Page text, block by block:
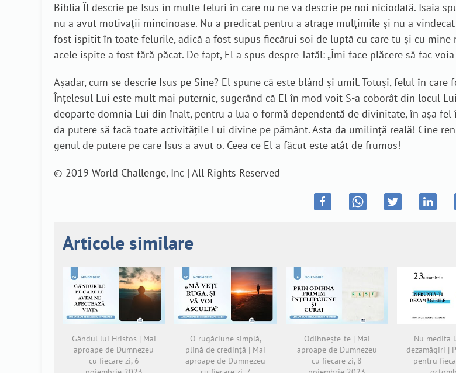
Biblia Îl descrie pe Isus în multe feluri în care nu ne va descrie pe noi niciodată. Isaia
nu a avut motivații mincinoase. Nu a predicat pentru a atrage mulțimile și nu a
fost ispitit în toate felurile, adică a fost supus fiecărui soi de luptă cu care tu și cu
acele ispite a fost fără păcat. De fapt, El a spus despre Tatăl: „Îmi face plăcere să fac voia
Așadar, cum se descrie Isus pe Sine? El spune că este blând și umil. Totuși, felul în care
Înțelesul Lui este mult mai puternic, sugerând că El în mod voit S-a coborât din locul
deoparte domnia Lui din înalt, pentru a lua o formă dependentă de divinitate, în așa
da putere să facă toate activitățile Lui divine pe pământ. Asta da umilință reală! Cine
genul de putere pe care Isus a avut-o. Ceea ce El a făcut este atât de frumos!
© 2019 World Challenge, Inc | All Rights Reserved
Articole similare
Gândul lui Hristos | Mai
aproape de Dumnezeu
cu fiecare zi, 6
O rugăciune simplă,
plină de credință | Mai
aproape de Dumnezeu
Odihnește-te | Mai
aproape de Dumnezeu
cu fiecare zi, 8
Nu medita
dezamăgiri |
pentru